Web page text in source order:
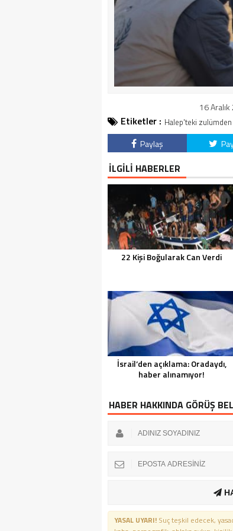
16
Etiketler : Halep'teki
Paylaş
İLGİLİ HABERLER
22 Kişi Boğularak Can Verdi
İsrail’den açıklama: Oradaydı,
haber alınamıyor!
HABER HAKKINDA GÖRÜŞ
YASAL UYARI! Suç teşkil edecek,